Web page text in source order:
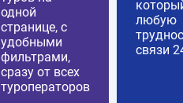
одной
странице, с
удобными
фильтрами,
сразу от всех
туроператоров
любую
связи